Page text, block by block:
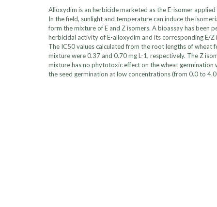
Alloxydim is an herbicide marketed as the E-isomer
In the field, sunlight and temperature can induce the
form the mixture of E and Z isomers. A bioassay has been
herbicidal activity of E-alloxydim and its corresponding E/
The IC50 values calculated from the root lengths of wheat
mixture were 0.37 and 0.70 mg L-1, respectively. The Z
mixture has no phytotoxic effect on the wheat germination
the seed germination at low concentrations (from 0.0 to 4.0